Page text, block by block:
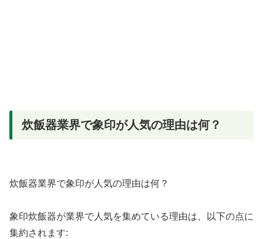
炊飯器業界で象印が人気の理由は何？
炊飯器業界で象印が人気の理由は何？
象印炊飯器が業界で人気を集めている理由は、以下の点に
集約されます: